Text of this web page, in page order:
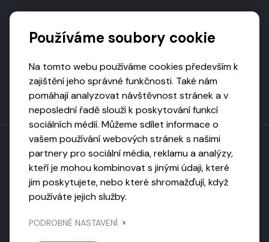
Toto dílo podléhá licenci CC BY-NC-ND
Uveďte původ, neužívejte komerčně, nezpracovávejte.
Národní knihovnou ČR
Používáme soubory cookie
Na tomto webu používáme cookies především k
zajištění jeho správné funkčnosti. Také nám
pomáhají analyzovat návštěvnost stránek a v
neposlední řadě slouží k poskytování funkcí
sociálních médií. Můžeme sdílet informace o
vašem používání webových stránek s našimi
partnery pro sociální média, reklamu a analýzy,
kteří je mohou kombinovat s jinými údaji, které
jim poskytujete, nebo které shromažďují, když
používáte jejich služby.
PODROBNÉ NASTAVENÍ